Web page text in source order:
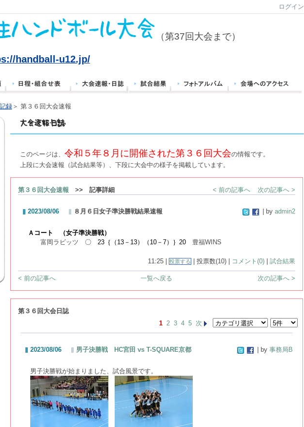
ログイン
（第37回大会まで）
handball-u12.jp/
録＞ 第３６回大会速報
このページは、 令和５年８月に開催された第３６回大会の情報です。
上段に大会速報（試合結果等）、下段に大会中の様子を掲載しています。
第３６回大会速報 >> 記事詳細 < 前の記事へ 次の記事へ >
2023/08/06 ８月６日女子準決勝戦結果速報 | by admin2
Ａコート （女子準決勝戦）
富岡ラビッツ 〇 23｛（13－13）（10－7）｝20 豊福WINS
11:25 | 投票する | 投票数(10) | コメント(0)| 試合結果
< 前の記事へ 次の記事へ >
一覧へ戻る
第３６回大会日誌
1 2 3 4 5 次
2023/08/06 男子決勝戦 HC宮田 vs T-SQUARE京都 | by 事務局B
男子決勝戦が始まりました、試合風景です。